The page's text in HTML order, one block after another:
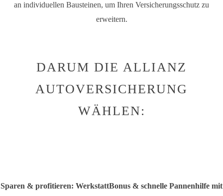
an individuellen Bausteinen, um Ihren Versicherungsschutz zu
erweitern.
DARUM DIE ALLIANZ
AUTOVERSICHERUNG
WÄHLEN:
Sparen & profitieren: WerkstattBonus & schnelle Pannenhilfe mit